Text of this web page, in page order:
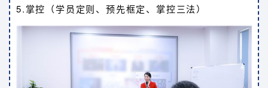
5.掌控（学员定则、预先框定、掌控三法）